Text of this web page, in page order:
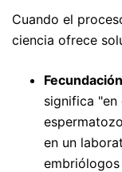
Cuando el
ciencia ofrece
significa "en
en un